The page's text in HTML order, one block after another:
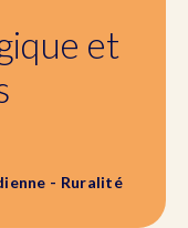
et
- Ruralité